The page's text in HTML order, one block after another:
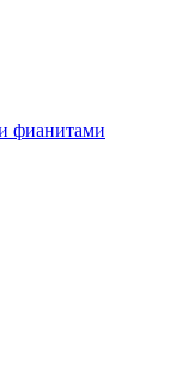
фианитами